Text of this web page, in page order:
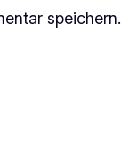
speichern.